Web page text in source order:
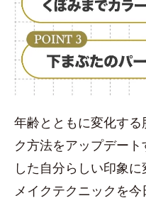
年齢とともに変化す
ク方法をアップデー
した自分らしい印象
メイクテクニックを